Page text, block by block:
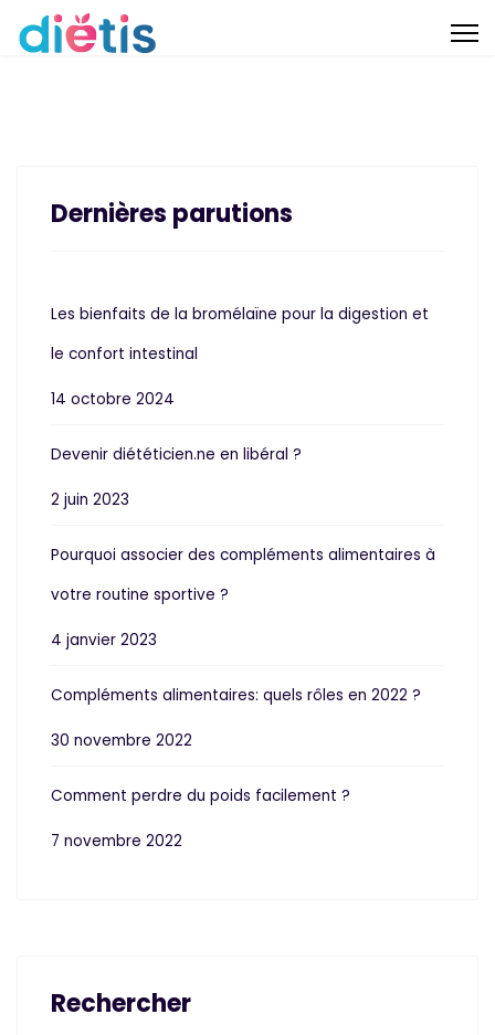
Dernières parutions
Les bienfaits de la bromélaïne pour la digestion et
le confort intestinal
14 octobre 2024
Devenir diététicien.ne en libéral ?
2 juin 2023
Pourquoi associer des compléments alimentaires à
votre routine sportive ?
4 janvier 2023
Compléments alimentaires: quels rôles en 2022 ?
30 novembre 2022
Comment perdre du poids facilement ?
7 novembre 2022
Rechercher